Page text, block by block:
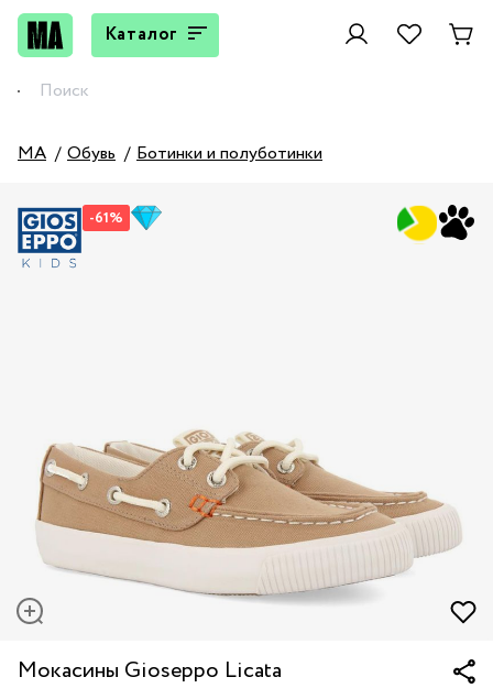
Каталог
MA Обувь Ботинки и полуботинки
-61%
Мокасины Gioseppo Licata